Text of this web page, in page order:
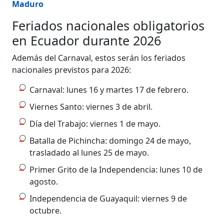
Maduro
Feriados nacionales obligatorios
en Ecuador durante 2026
Además del Carnaval, estos serán los feriados
nacionales previstos para 2026:
Carnaval: lunes 16 y martes 17 de febrero.
Viernes Santo: viernes 3 de abril.
Día del Trabajo: viernes 1 de mayo.
Batalla de Pichincha: domingo 24 de mayo,
trasladado al lunes 25 de mayo.
Primer Grito de la Independencia: lunes 10 de
agosto.
Independencia de Guayaquil: viernes 9 de
octubre.